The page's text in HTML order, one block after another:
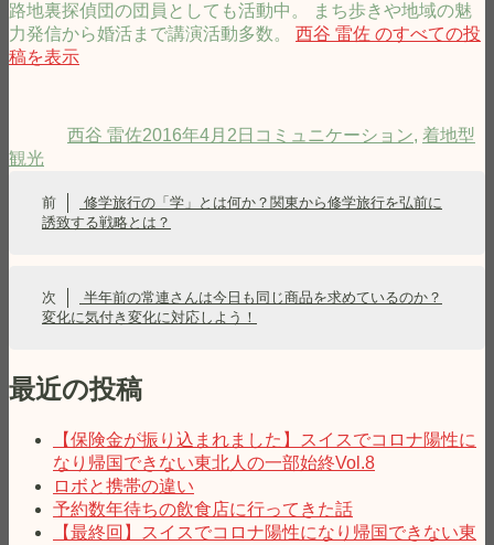
路地裏探偵団の団員としても活動中。 まち歩きや地域の魅
力発信から婚活まで講演活動多数。 西谷 雷佐 のすべての投
稿を表示
者
西谷 雷佐日:
2016年4月2日 コミュニケーション, 着地型
観光
シ
前
前
の
修学旅行の「学」とは何か？関東から修学旅行を弘前に
誘致する戦略とは？
次
次
の
半年前の常連さんは今日も同じ商品を求めているのか？
変化に気付き変化に対応しよう！
最近の投稿
【保険金が振り込まれました】スイスでコロナ陽性に
なり帰国できない東北人の一部始終Vol.8
ロボと携帯の違い
予約数年待ちの飲食店に行ってきた話
【最終回】スイスでコロナ陽性になり帰国できない東